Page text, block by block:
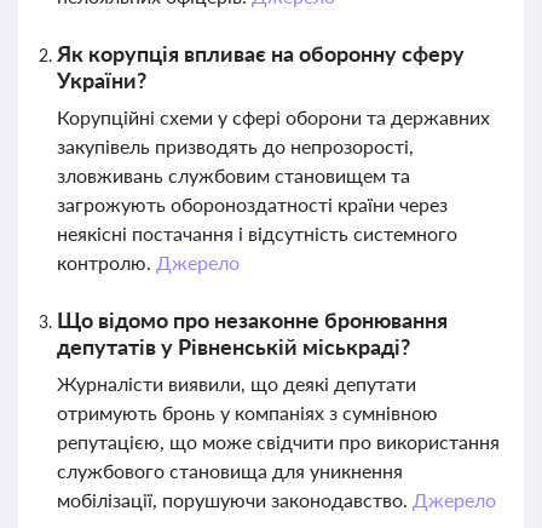
Як корупція впливає на оборонну сферу
України?
Корупційні схеми у сфері оборони та державних
закупівель призводять до непрозорості,
зловживань службовим становищем та
загрожують обороноздатності країни через
неякісні постачання і відсутність системного
контролю. Джерело
Що відомо про незаконне бронювання
депутатів у Рівненській міськраді?
Журналісти виявили, що деякі депутати
отримують бронь у компаніях з сумнівною
репутацією, що може свідчити про використання
службового становища для уникнення
мобілізації, порушуючи законодавство. Джерело